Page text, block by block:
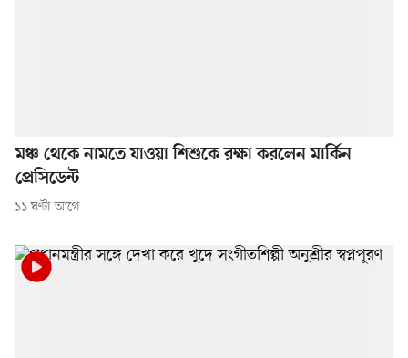
মঞ্চ থেকে নামতে যাওয়া শিশুকে রক্ষা করলেন মার্কিন
প্রেসিডেন্ট
১১ ঘণ্টা আগে